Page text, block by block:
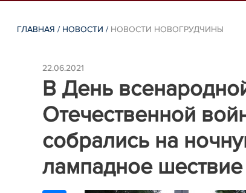
ГЛАВНАЯ / НОВОСТИ / НОВОСТИ НОВОГРУДЧИНЫ
22.06.2021
В День
Отечественной
собрались на
лампадное шествие